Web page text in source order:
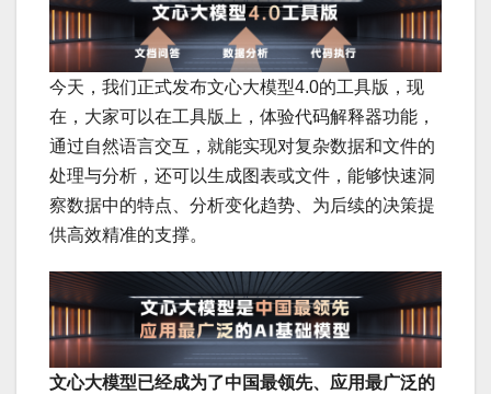
今天，我们正式发布文心大模型4.0的工具版，现
在，大家可以在工具版上，体验代码解释器功能，
通过自然语言交互，就能实现对复杂数据和文件的
处理与分析，还可以生成图表或文件，能够快速洞
察数据中的特点、分析变化趋势、为后续的决策提
供高效精准的支撑。
文心大模型已经成为了中国最领先、应用最广泛的